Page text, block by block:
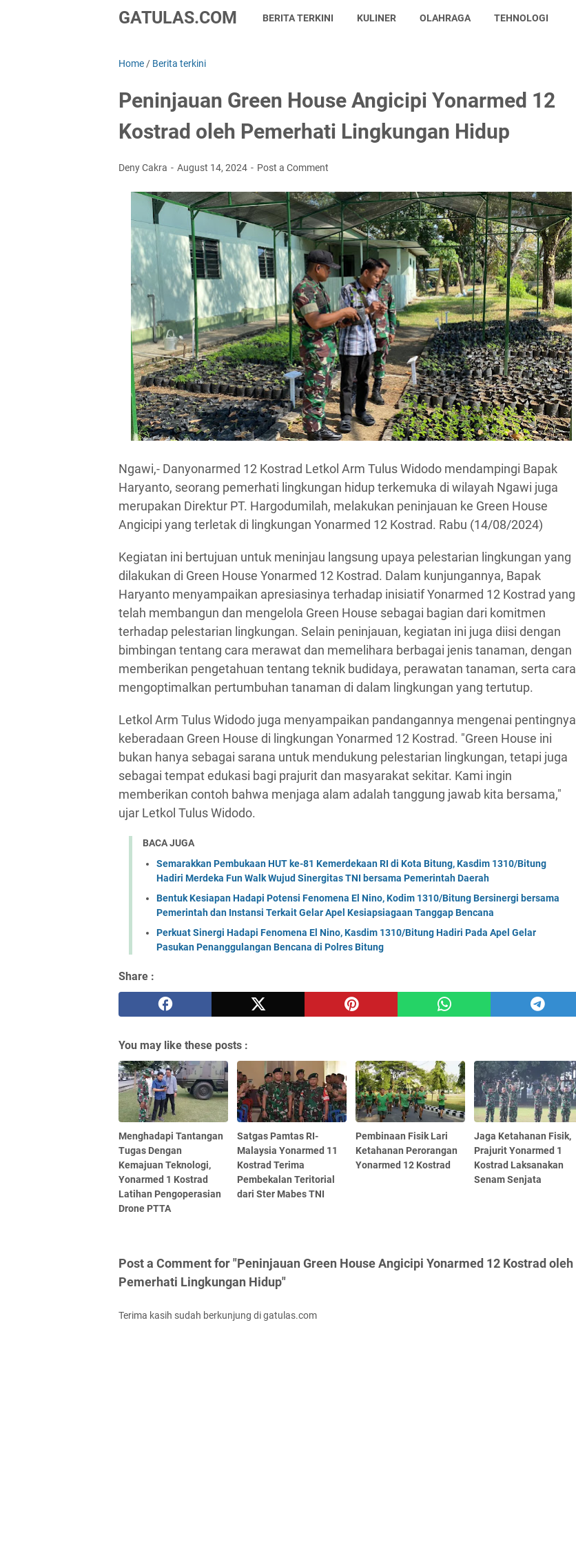
GATULAS.COM BERITA TERKINI KULINER OLAHRAGA TEHNOLOGI
Home / Berita terkini
Peninjauan Green House Angicipi Yonarmed 12
Kostrad oleh Pemerhati Lingkungan Hidup
Deny Cakra August 14, 2024 Post a Comment
Ngawi,- Danyonarmed 12 Kostrad Letkol Arm Tulus Widodo mendampingi Bapak
Haryanto, seorang pemerhati lingkungan hidup terkemuka di wilayah Ngawi juga
merupakan Direktur PT. Hargodumilah, melakukan peninjauan ke Green House
Angicipi yang terletak di lingkungan Yonarmed 12 Kostrad. Rabu (14/08/2024)
Kegiatan ini bertujuan untuk meninjau langsung upaya pelestarian lingkungan yang
dilakukan di Green House Yonarmed 12 Kostrad. Dalam kunjungannya, Bapak
Haryanto menyampaikan apresiasinya terhadap inisiatif Yonarmed 12 Kostrad yang
telah membangun dan mengelola Green House sebagai bagian dari komitmen
terhadap pelestarian lingkungan. Selain peninjauan, kegiatan ini juga diisi dengan
bimbingan tentang cara merawat dan memelihara berbagai jenis tanaman, dengan
memberikan pengetahuan tentang teknik budidaya, perawatan tanaman, serta cara
mengoptimalkan pertumbuhan tanaman di dalam lingkungan yang tertutup.
Letkol Arm Tulus Widodo juga menyampaikan pandangannya mengenai pentingnya
keberadaan Green House di lingkungan Yonarmed 12 Kostrad. "Green House ini
bukan hanya sebagai sarana untuk mendukung pelestarian lingkungan, tetapi juga
sebagai tempat edukasi bagi prajurit dan masyarakat sekitar. Kami ingin
memberikan contoh bahwa menjaga alam adalah tanggung jawab kita bersama,"
ujar Letkol Tulus Widodo.
BACA JUGA
Semarakkan Pembukaan HUT ke-81 Kemerdekaan RI di Kota Bitung, Kasdim 1310/Bitung
Hadiri Merdeka Fun Walk Wujud Sinergitas TNI bersama Pemerintah Daerah
Bentuk Kesiapan Hadapi Potensi Fenomena El Nino, Kodim 1310/Bitung Bersinergi bersama
Pemerintah dan Instansi Terkait Gelar Apel Kesiapsiagaan Tanggap Bencana
Perkuat Sinergi Hadapi Fenomena El Nino, Kasdim 1310/Bitung Hadiri Pada Apel Gelar
Pasukan Penanggulangan Bencana di Polres Bitung
Share :
You may like these posts :
Menghadapi Tantangan
Tugas Dengan
Kemajuan Teknologi,
Yonarmed 1 Kostrad
Latihan Pengoperasian
Drone PTTA
Satgas Pamtas RI-
Malaysia Yonarmed 11
Kostrad Terima
Pembekalan Teritorial
dari Ster Mabes TNI
Pembinaan Fisik Lari
Ketahanan Perorangan
Yonarmed 12 Kostrad
Jaga Ketahanan Fisik,
Prajurit Yonarmed 1
Kostrad Laksanakan
Senam Senjata
Post a Comment for "Peninjauan Green House Angicipi Yonarmed 12 Kostrad oleh
Pemerhati Lingkungan Hidup"
Terima kasih sudah berkunjung di gatulas.com